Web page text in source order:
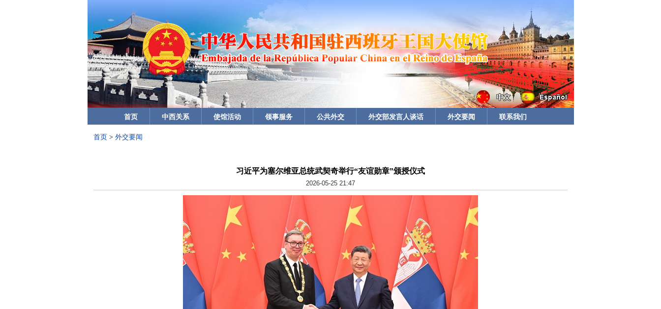
首页 中西关系 使馆活动 领事服务 公共外交 外交部发言人谈话 外交要闻 联系我们
首页 > 外交要闻
习近平为塞尔维亚总统武契奇举行“友谊勋章”颁授仪式
2026-05-25 21:47